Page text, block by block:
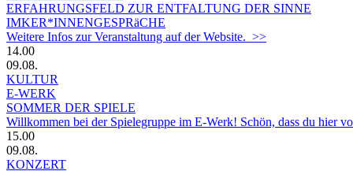
ERFAHRUNGSFELD ZUR ENTFALTUNG DER SINNE
IMKER*INNENGESPRäCHE
Weitere Infos zur Veranstaltung auf der Website. >>
14.00
09.08.
KULTUR
E-WERK
SOMMER DER SPIELE
Willkommen bei der Spielegruppe im E-Werk! Schön, dass du hier
15.00
09.08.
KONZERT